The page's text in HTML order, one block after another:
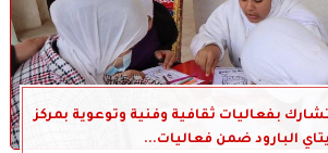
بفعاليات ثقافية وفنية وتوعوية بمركز
البارود ضمن فعاليات...